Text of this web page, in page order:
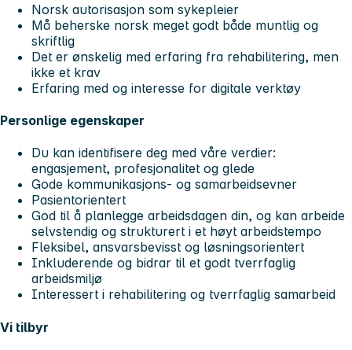
Norsk autorisasjon som sykepleier
Må beherske norsk meget godt både muntlig og
skriftlig
Det er ønskelig med erfaring fra rehabilitering, men
ikke et krav
Erfaring med og interesse for digitale verktøy
Personlige egenskaper
Du kan identifisere deg med våre verdier:
engasjement, profesjonalitet og glede
Gode kommunikasjons- og samarbeidsevner
Pasientorientert
God til å planlegge arbeidsdagen din, og kan arbeide
selvstendig og strukturert i et høyt arbeidstempo
Fleksibel, ansvarsbevisst og løsningsorientert
Inkluderende og bidrar til et godt tverrfaglig
arbeidsmiljø
Interessert i rehabilitering og tverrfaglig samarbeid
Vi tilbyr